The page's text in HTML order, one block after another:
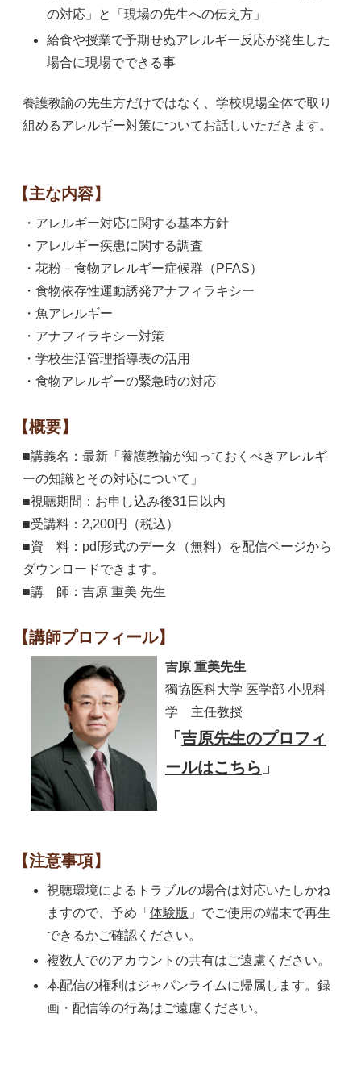
の対応」と「現場の先生への伝え方」
給食や授業で予期せぬアレルギー反応が発生した
場合に現場でできる事
養護教諭の先生方だけではなく、学校現場全体で取り
組めるアレルギー対策についてお話しいただきます。
【主な内容】
・アレルギー対応に関する基本方針
・アレルギー疾患に関する調査
・花粉－食物アレルギー症候群（PFAS）
・食物依存性運動誘発アナフィラキシー
・魚アレルギー
・アナフィラキシー対策
・学校生活管理指導表の活用
・食物アレルギーの緊急時の対応
【概要】
■講義名：最新「養護教諭が知っておくべきアレルギ
ーの知識とその対応について」
■視聴期間：お申し込み後31日以内
■受講料：2,200円（税込）
■資 料：pdf形式のデータ（無料）を配信ページから
ダウンロードできます。
■講 師：吉原 重美 先生
【講師プロフィール】
吉原 重美先生
獨協医科大学 医学部 小児科
学 主任教授
「 吉原先生のプロフィ
ールはこちら 」
【注意事項】
視聴環境によるトラブルの場合は対応いたしかね
ますので、予め「 体験版 」でご使用の端末で再生
できるかご確認ください。
複数人でのアカウントの共有はご遠慮ください。
本配信の権利はジャパンライムに帰属します。録
画・配信等の行為はご遠慮ください。